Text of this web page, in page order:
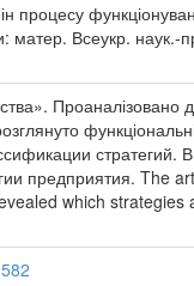
процесу
матер. Всеукр.
стратегий.
предприятия. The
which